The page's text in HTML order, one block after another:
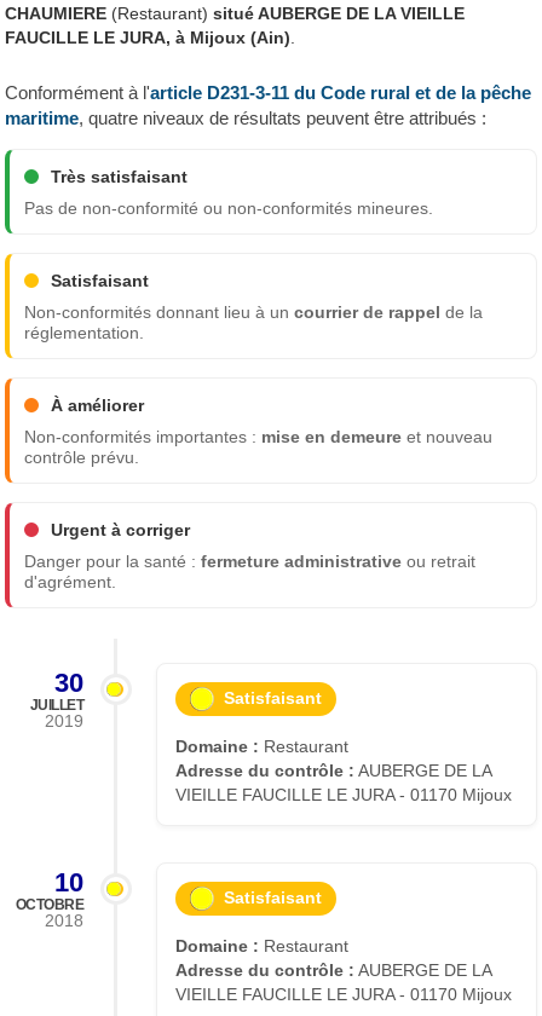
CHAUMIERE (Restaurant) situé AUBERGE DE LA VIEILLE
FAUCILLE LE JURA, à Mijoux (Ain)
Conformément à l'article D231-3-11 du Code rural et de la pêche
maritime, quatre niveaux de résultats peuvent être attribués :
Très satisfaisant
Pas de non-conformité ou non-conformités mineures.
Satisfaisant
Non-conformités donnant lieu à uncourrier de rappel de la
réglementation.
À améliorer
Non-conformités importantes : mise en demeure et nouveau
contrôle prévu.
Urgent à corriger
Danger pour la santé :fermeture administrative ou retrait
d'agrément.
30
JUILLET
2019
Satisfaisant
Domaine : Restaurant
Adresse du contrôle : AUBERGE DE LA
VIEILLE FAUCILLE LE JURA - 01170 Mijoux
10
OCTOBRE
2018
Satisfaisant
Domaine : Restaurant
Adresse du contrôle : AUBERGE DE LA
VIEILLE FAUCILLE LE JURA - 01170 Mijoux